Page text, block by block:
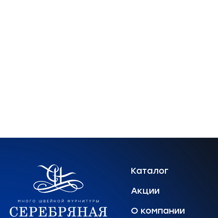
Каталог
Акции
О компании